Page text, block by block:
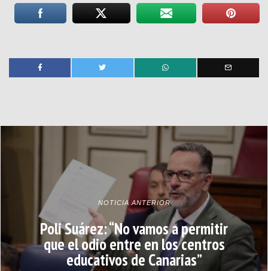
NOTICIA ANTERIOR
Poli Suárez: “No vamos a permitir
que el odio entre en los centros
educativos de Canarias”